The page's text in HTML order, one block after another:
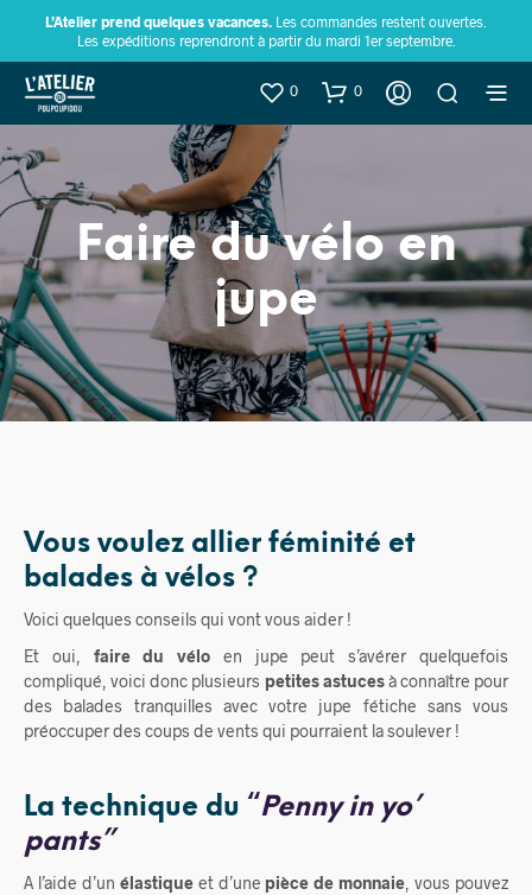
L’Atelier prend quelques vacances. Les commandes restent ouvertes.
Les expéditions reprendront à partir du mardi 1er septembre.
0 0
Faire du vélo en
jupe
Vous voulez allier féminité et
balades à vélos ?
Voici quelques conseils qui vont vous aider !
Et oui, faire du vélo en jupe peut s’avérer quelquefois
compliqué, voici donc plusieurs petites astucesà connaître pour
des balades tranquilles avec votre jupe fétiche sans vous
préoccuper des coups de vents qui pourraient la soulever !
La technique du “Penny in yo’
pants”
A l’aide d’un élastiqueet d’une pièce de monnaie , vous pouvez